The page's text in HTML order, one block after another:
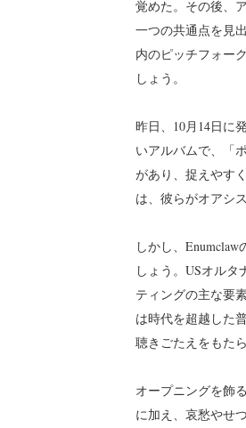
覚めた。その後、
一つの共通点を見
内のピッチフォー
しょう。
昨日、10月14日に
いアルバムで、「
があり、捉えやす
は、彼らがオアシ
しかし、
しょう。USオルタ
ティングの主な要
は時代を超越した
聴きごたえをもた
オープニングを飾
に加え、哀愁やせ